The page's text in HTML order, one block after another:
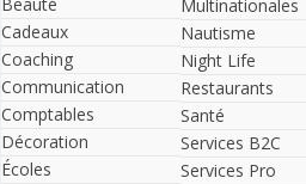
Cadeaux
Coaching
Communication
Comptables
Décoration
Écoles
Multinationales
Nautisme
Night Life
Restaurants
Santé
Services B2C
Services Pro